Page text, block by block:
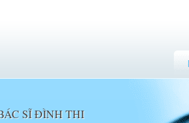
SĨ ĐÌNH THI